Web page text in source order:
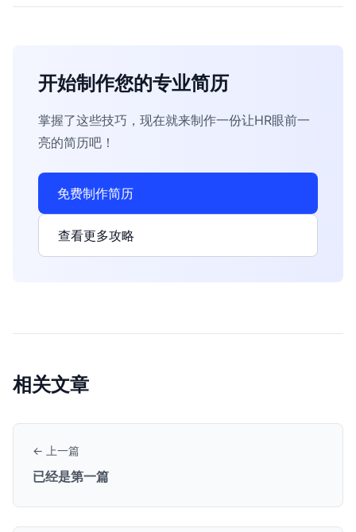
开始制作您的专业简历
掌握了这些技巧，现在就来制作一份让HR眼前一
亮的简历吧！
免费制作简历
查看更多攻略
相关文章
← 上一篇
已经是第一篇